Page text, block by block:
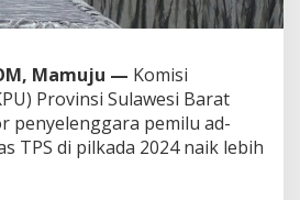
Mamuju — Komisi
Provinsi Sulawesi Barat
penyelenggara pemilu ad-
TPS di pilkada 2024 naik lebih